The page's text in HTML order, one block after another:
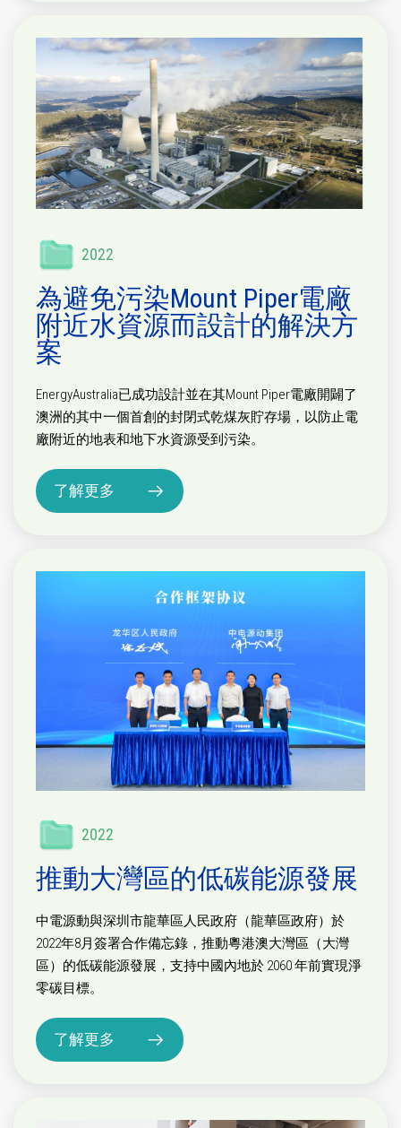
2022
為避免污染Mount Piper電廠
附近水資源而設計的解決方
案
EnergyAustralia已成功設計並在其Mount Piper電廠開闢了
澳洲的其中一個首創的封閉式乾煤灰貯存場，以防止電
廠附近的地表和地下水資源受到污染。
了解更多
2022
推動大灣區的低碳能源發展
中電源動與深圳市龍華區人民政府（龍華區政府）於
2022年8月簽署合作備忘錄，推動粵港澳大灣區（大灣
區）的低碳能源發展，支持中國內地於 2060 年前實現淨
零碳目標。
了解更多